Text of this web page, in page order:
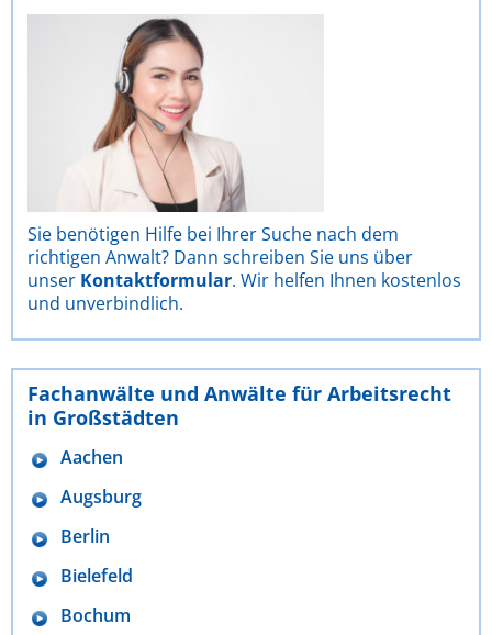
Sie benötigen Hilfe bei Ihrer Suche nach dem
richtigen Anwalt? Dann schreiben Sie uns über
unser Kontaktformular. Wir helfen Ihnen kostenlos
und unverbindlich.
Fachanwälte und Anwälte für Arbeitsrecht
in Großstädten
Aachen
Augsburg
Berlin
Bielefeld
Bochum